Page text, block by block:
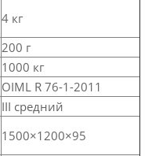
4 кг
200 г
1000 кг
OIML R 76-1-2011
III средний
1500×1200×95